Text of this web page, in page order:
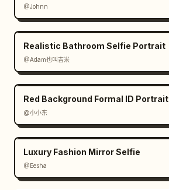
@Johnn
Realistic Bathroom Selfie Portrait
@Adam也叫吉米
Red Background Formal ID Portrait
@小小东
Luxury Fashion Mirror Selfie
@Eesha